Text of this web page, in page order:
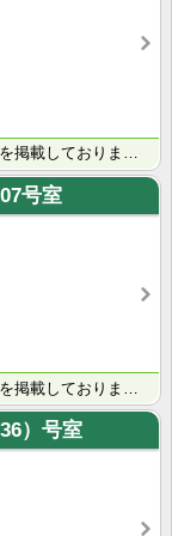
当社ホームページには当社で取り扱っている物件を掲載しております。 現在の募集状況に関しては、スタッフ･･･
号室
）号室